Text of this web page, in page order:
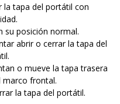
la tapa del portátil con
su posición normal.
abrir o cerrar la tapa del
o mueve la tapa trasera
marco frontal.
la tapa del portátil.